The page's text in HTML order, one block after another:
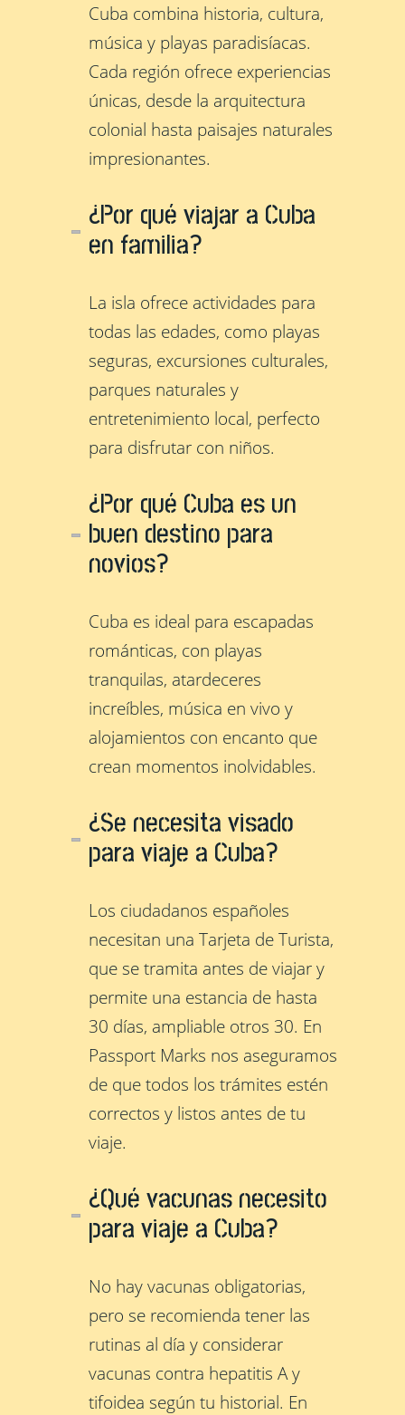
Cuba combina historia, cultura,
música y playas paradisíacas.
Cada región ofrece experiencias
únicas, desde la arquitectura
colonial hasta paisajes naturales
impresionantes.
¿Por qué viajar a Cuba
en familia?
La isla ofrece actividades para
todas las edades, como playas
seguras, excursiones culturales,
parques naturales y
entretenimiento local, perfecto
para disfrutar con niños.
¿Por qué Cuba es un
buen destino para
novios?
Cuba es ideal para escapadas
románticas, con playas
tranquilas, atardeceres
increíbles, música en vivo y
alojamientos con encanto que
crean momentos inolvidables.
¿Se necesita visado
para viaje a Cuba?
Los ciudadanos españoles
necesitan una Tarjeta de Turista,
que se tramita antes de viajar y
permite una estancia de hasta
30 días, ampliable otros 30. En
Passport Marks nos aseguramos
de que todos los trámites estén
correctos y listos antes de tu
viaje.
¿Qué vacunas necesito
para viaje a Cuba?
No hay vacunas obligatorias,
pero se recomienda tener las
rutinas al día y considerar
vacunas contra hepatitis A y
tifoidea según tu historial. En